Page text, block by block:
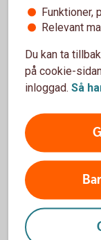
skydda
3 vanliga
välkända
känner
Funktioner,
Relevant
Du kan ta
på cookie-
inloggad. Så